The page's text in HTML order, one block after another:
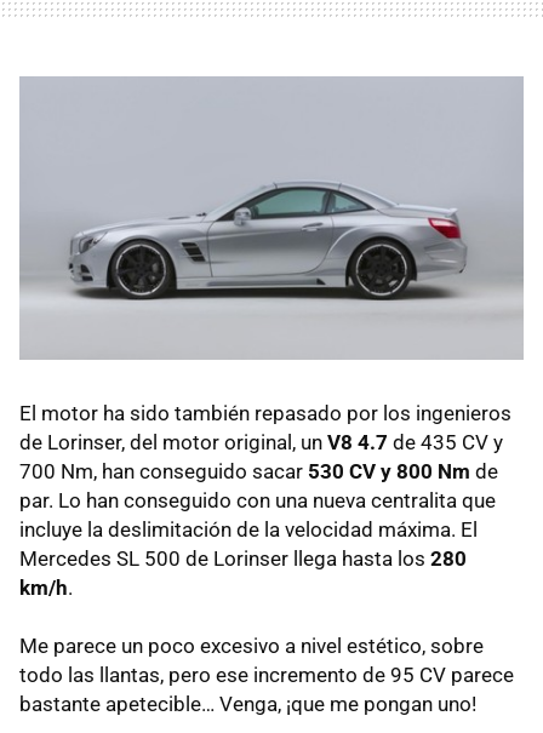
El motor ha sido también repasado por los ingenieros
de Lorinser, del motor original, un V8 4.7 de 435 CV y
700 Nm, han conseguido sacar 530 CV y 800 Nm de
par. Lo han conseguido con una nueva centralita que
incluye la deslimitación de la velocidad máxima. El
Mercedes SL 500 de Lorinser llega hasta los 280
km/h.
Me parece un poco excesivo a nivel estético, sobre
todo las llantas, pero ese incremento de 95 CV parece
bastante apetecible… Venga, ¡que me pongan uno!